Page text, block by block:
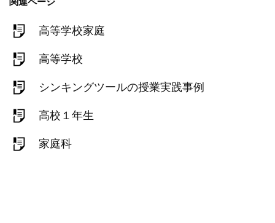
高等学校家庭
高等学校
シンキングツールの授業実践事例
高校１年生
家庭科